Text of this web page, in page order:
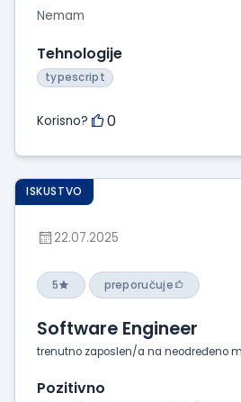
Nemam
Tehnologije
typescript
Korisno? 0
ISKUSTVO
22.07.2025
5 preporučuje
Software Engineer
trenutno zaposlen/a na neodređeno
Pozitivno